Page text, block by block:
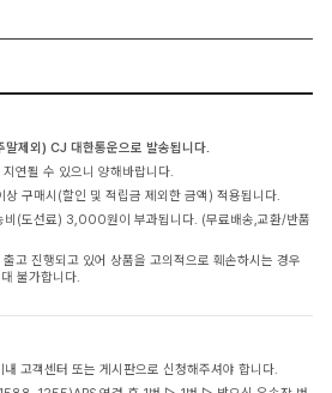
제외) CJ 대한통운으로 발송됩니다.
연될 수 있으니 양해바랍니다.
구매시(할인 및 적립금 제외한 금액) 적용됩니다.
비(도선료) 3,000원이 부과됩니다. (무료배송,교환/반품
고 진행되고 있어 상품을 고의적으로 훼손하시는 경우
불가합니다.
고객센터 또는 게시판으로 신청해주셔야 합니다.